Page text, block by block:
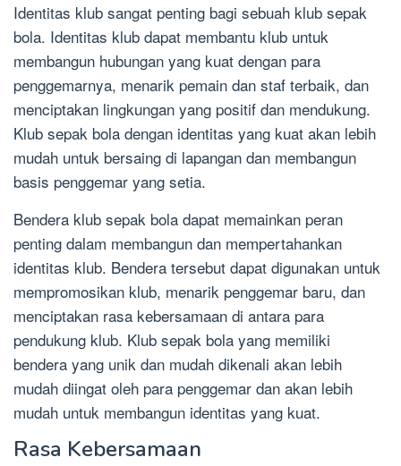
Identitas klub sangat penting bagi sebuah klub sepak
bola. Identitas klub dapat membantu klub untuk
membangun hubungan yang kuat dengan para
penggemarnya, menarik pemain dan staf terbaik, dan
menciptakan lingkungan yang positif dan mendukung.
Klub sepak bola dengan identitas yang kuat akan lebih
mudah untuk bersaing di lapangan dan membangun
basis penggemar yang setia.
Bendera klub sepak bola dapat memainkan peran
penting dalam membangun dan mempertahankan
identitas klub. Bendera tersebut dapat digunakan untuk
mempromosikan klub, menarik penggemar baru, dan
menciptakan rasa kebersamaan di antara para
pendukung klub. Klub sepak bola yang memiliki
bendera yang unik dan mudah dikenali akan lebih
mudah diingat oleh para penggemar dan akan lebih
mudah untuk membangun identitas yang kuat.
Rasa Kebersamaan